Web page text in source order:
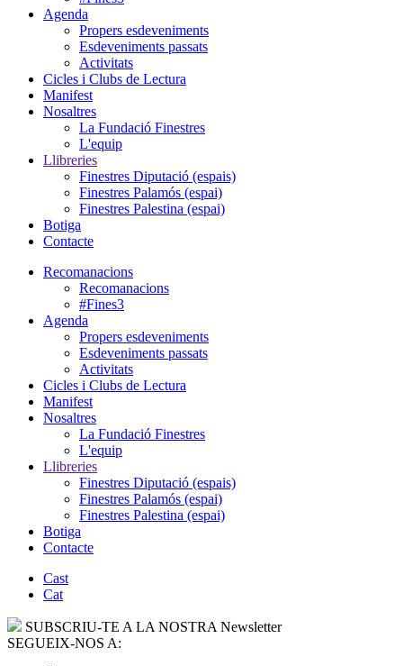
Agenda
Propers esdeveniments
Esdeveniments passats
Activitats
Cicles i Clubs de Lectura
Manifest
Nosaltres
La Fundació Finestres
L'equip
Llibreries
Finestres Diputació (espais)
Finestres Palamós (espai)
Finestres Palestina (espai)
Botiga
Contacte
Recomanacions
Recomanacions
#Fines3
Agenda
Propers esdeveniments
Esdeveniments passats
Activitats
Cicles i Clubs de Lectura
Manifest
Nosaltres
La Fundació Finestres
L'equip
Llibreries
Finestres Diputació (espais)
Finestres Palamós (espai)
Finestres Palestina (espai)
Botiga
Contacte
Cast
Cat
SUBSCRIU-TE A LA NOSTRA Newsletter
SEGUEIX-NOS A: